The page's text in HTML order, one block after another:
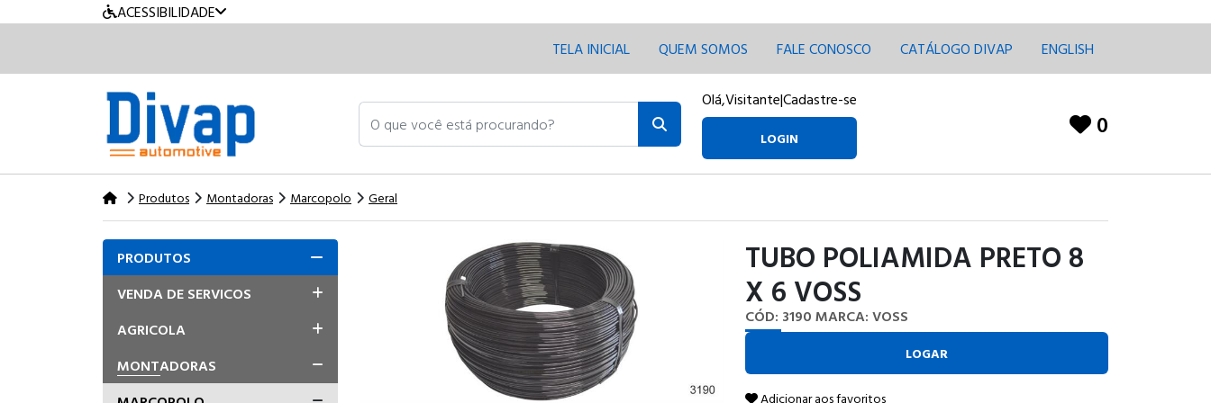
ACESSIBILIDADE
TELA INICIAL
QUEM SOMOS FALE CONOSCO CATÁLOGO DIVAP ENGLISH
O que você está procurando? Olá,Visitante|Cadastre-se
LOGIN 0
Produtos Montadoras Marcopolo Geral
PRODUTOS
VENDA DE SERVICOS
AGRICOLA
MONTADORAS
TUBO POLIAMIDA PRETO 8
X 6 VOSS
CÓD: 3190 MARCA: VOSS
LOGAR
Adicionar aos favoritos